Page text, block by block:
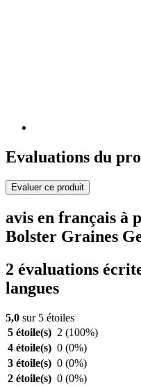
Evaluations du
Evaluer ce produit
avis en français à
Bolster Graines
2 évaluations
langues
5,0 sur 5 étoiles
5 étoile(s) 2 (100%)
4 étoile(s) 0 (0%)
3 étoile(s) 0 (0%)
2 étoile(s) 0 (0%)